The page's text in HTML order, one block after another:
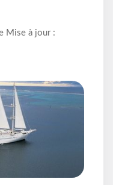
Mise à jour :